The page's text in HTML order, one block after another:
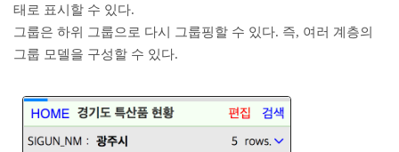
태로 표시할 수 있다.
그룹은 하위 그룹으로 다시 그룹핑할 수 있다. 즉, 여러 계층의
그룹 모델을 구성할 수 있다.